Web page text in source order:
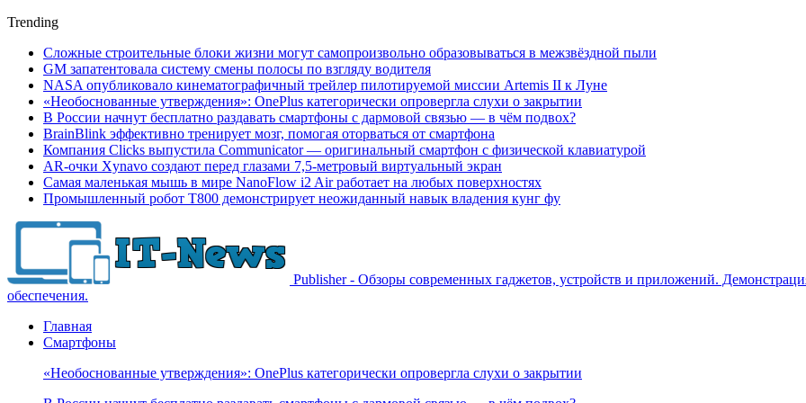
Trending
Сложные строительные блоки жизни могут самопроизвольно образовываться в межзвёздной пыли
GM запатентовала систему смены полосы по взгляду водителя
NASA опубликовало кинематографичный трейлер пилотируемой миссии Artemis II к Луне
«Необоснованные утверждения»: OnePlus категорически опровергла слухи о закрытии
В России начнут бесплатно раздавать смартфоны с дармовой связью — в чём подвох?
BrainBlink эффективно тренирует мозг, помогая оторваться от смартфона
Компания Clicks выпустила Communicator — оригинальный смартфон с физической клавиатурой
AR-очки Xynavo создают перед глазами 7,5-метровый виртуальный экран
Самая маленькая мышь в мире NanoFlow i2 Air работает на любых поверхностях
Промышленный робот Т800 демонстрирует неожиданный навык владения кунг фу
Publisher - Обзоры современных гаджетов, устройств и приложений.
обеспечения.
Главная
Смартфоны
«Необоснованные утверждения»: OnePlus категорически опровергла слухи о закрытии